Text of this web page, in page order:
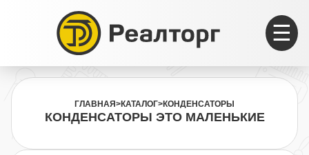
ГЛАВНАЯ >КАТАЛОГ>КОНДЕНСАТОРЫ
КОНДЕНСАТОРЫ ЭТО МАЛЕНЬКИЕ
☰